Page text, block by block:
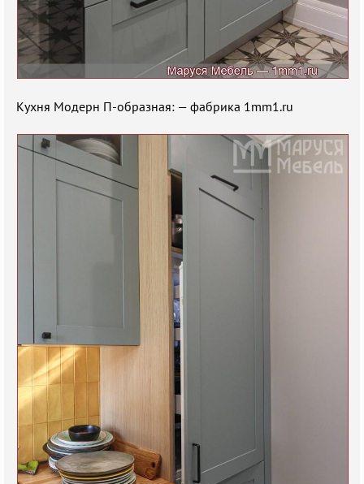
Кухня Модерн П-образная: — фабрика 1mm1.ru